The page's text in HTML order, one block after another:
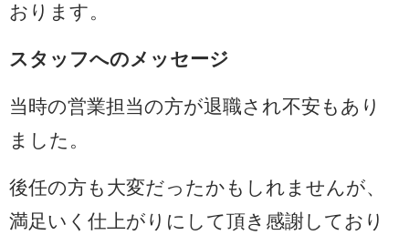
おります。
スタッフへのメッセージ
当時の営業担当の方が退職され不安もあり
ました。
後任の方も大変だったかもしれませんが、
満足いく仕上がりにして頂き感謝しており